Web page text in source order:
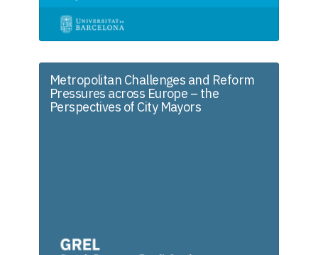
Metropolitan Challenges and Reform
Pressures across Europe – the
Perspectives of City Mayors